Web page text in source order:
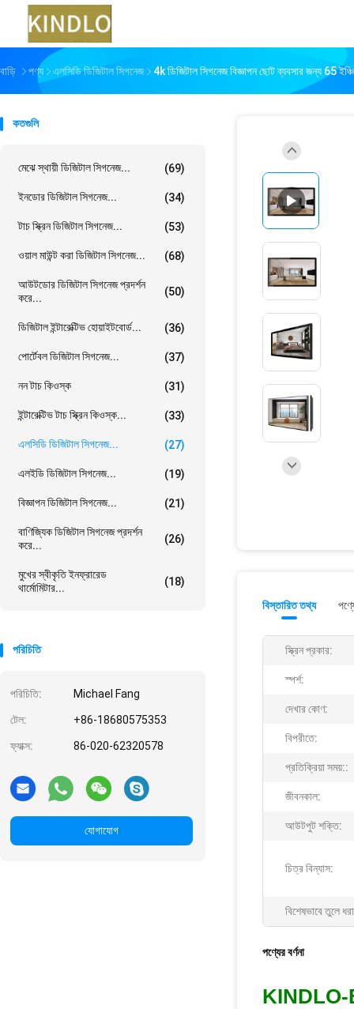
বাড়ি পণ্য এলসিডি ডিজিটাল সিগনেজ 4k ডিজিটাল সিগনেজ বিজ্ঞাপন ছোট ব্যবসার জন্য 65
কতগুলি
মেঝে স্থায়ী ডিজিটাল সিগনেজ... (69)
ইনডোর ডিজিটাল সিগনেজ... (34)
টাচ স্ক্রিন ডিজিটাল সিগনেজ... (53)
ওয়াল মাউন্ট করা ডিজিটাল সিগনেজ... (68)
আউটডোর ডিজিটাল সিগনেজ প্রদর্শন
করে...
(50)
ডিজিটাল ইন্টারেক্টিভ হোয়াইটবোর্ড... (36)
পোর্টেবল ডিজিটাল সিগনেজ... (37)
নন টাচ কিওস্ক (31)
ইন্টারেক্টিভ টাচ স্ক্রিন কিওস্ক... (33)
এলসিডি ডিজিটাল সিগনেজ... (27)
এলইডি ডিজিটাল সিগনেজ... (19)
বিজ্ঞাপন ডিজিটাল সিগনেজ... (21)
বাণিজ্যিক ডিজিটাল সিগনেজ প্রদর্শন
করে...
(26)
মুখের স্বীকৃতি ইনফ্রারেড
থার্মোমিটার...
(18)
পরিচিতি
পরিচিতি: Michael Fang
টেল: +86-18680575353
ফ্যাক্স: 86-020-62320578
যোগাযোগ
বিস্তারিত তথ্য
স্ক্রিন প্রকার:
স্পর্শ:
দেখার কোণ:
বিপরীতে:
প্রতিক্রিয়া সময়::
জীবনকাল:
আউটপুট শক্তি:
চিত্র বিন্যাস:
বিশেষভাবে তুলে
পণ্যের বর্ণনা
KINDLO-